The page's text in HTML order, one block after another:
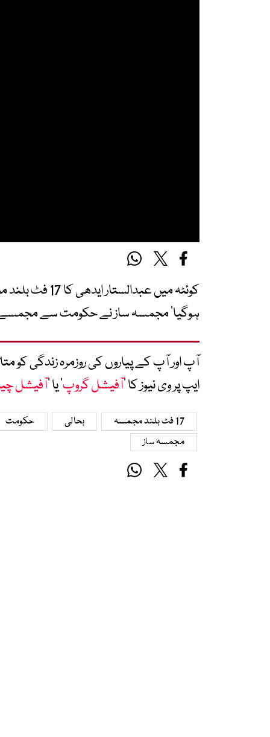
کوئٹہ میں
ہوگیا‘ مجمسہ ساز نے حکومت سے مجمسے
آپ اور آپ کے پیاروں کی روزمرہ زندگی کو
ایپ پر وی نیوز کا ’آفیشل گروپ‘ یا ’آفیشل
17 فٹ بلند مجمسہ بحالی
حکومت
مجمسہ ساز